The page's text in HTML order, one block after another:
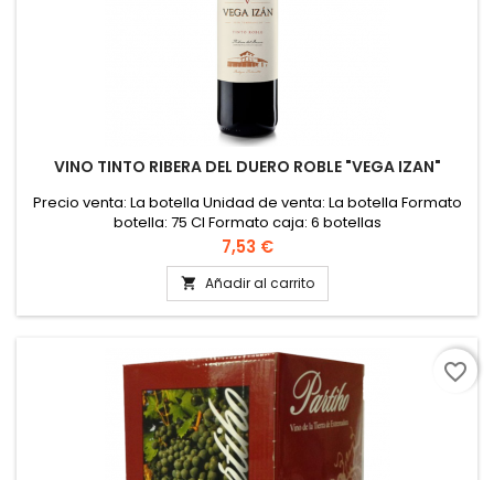
VINO TINTO RIBERA DEL DUERO ROBLE "VEGA IZAN"
Precio venta: La botella Unidad de venta: La botella Formato
botella: 75 Cl Formato caja: 6 botellas
Precio
7,53 €
 Añadir al carrito
favorite_border